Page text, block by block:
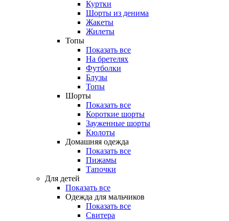
Куртки
Шорты из денима
Жакеты
Жилеты
Топы
Показать все
На бретелях
Футболки
Блузы
Топы
Шорты
Показать все
Короткие шорты
Зауженные шорты
Кюлоты
Домашняя одежда
Показать все
Пижамы
Тапочки
Для детей
Показать все
Одежда для мальчиков
Показать все
Свитера